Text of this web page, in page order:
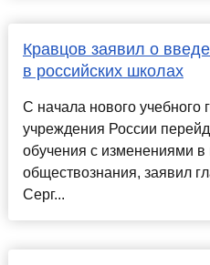
Кравцов заявил о
в российских школах
С начала нового учебного
учреждения России
обучения с изменениями
обществознания, заявил
Серг...